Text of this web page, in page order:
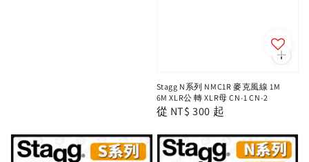
Stagg N系列 NMC1R 麥克風線 1M
6M XLR公 轉 XLR母 CN-1 CN-2
Regular
從 NT$ 300 起